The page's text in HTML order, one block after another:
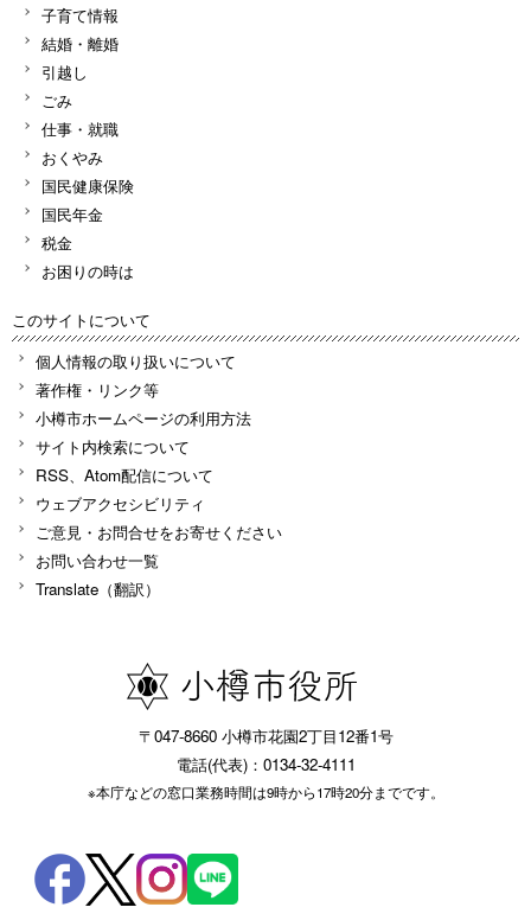
子育て情報
結婚・離婚
引越し
ごみ
仕事・就職
おくやみ
国民健康保険
国民年金
税金
お困りの時は
このサイトについて
個人情報の取り扱いについて
著作権・リンク等
小樽市ホームページの利用方法
サイト内検索について
RSS、Atom配信について
ウェブアクセシビリティ
ご意見・お問合せをお寄せください
お問い合わせ一覧
Translate（翻訳）
〒047-8660 小樽市花園2丁目12番1号
電話(代表)：0134-32-4111
※本庁などの窓口業務時間は9時から17時20分までです。